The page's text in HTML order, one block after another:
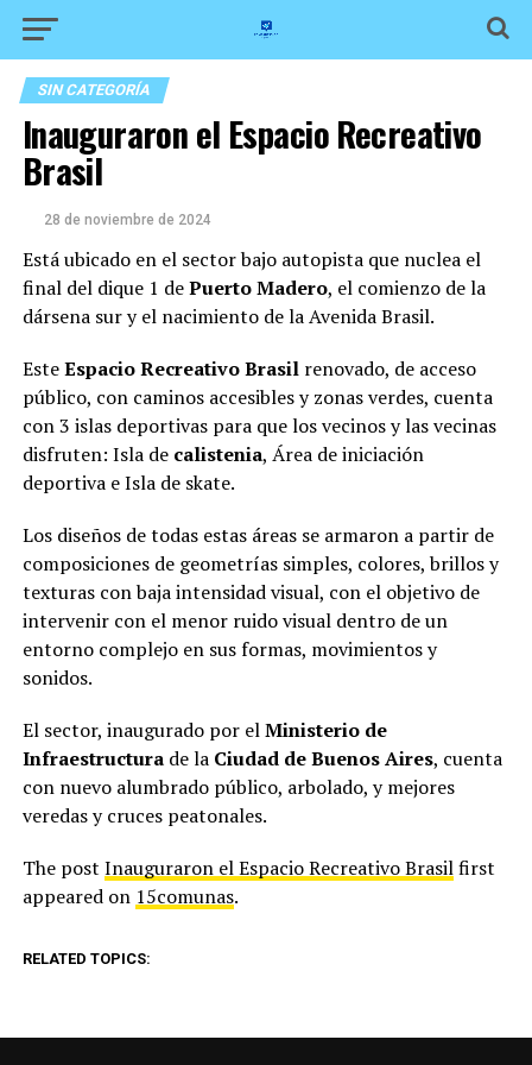
SIN CATEGORÍA
Inauguraron el Espacio Recreativo
Brasil
28 de noviembre de 2024
Está ubicado en el sector bajo autopista que nuclea el
final del dique 1 dePuerto Madero, el comienzo de la
dársena sur y el nacimiento de la Avenida Brasil.
EsteEspacio Recreativo Brasilrenovado, de acceso
público, con caminos accesibles y zonas verdes, cuenta
con 3 islas deportivas para que los vecinos y las vecinas
disfruten: Isla de calistenia, Área de iniciación
deportiva e Isla de skate.
Los diseños de todas estas áreas se armaron a partir de
composiciones de geometrías simples, colores, brillos y
texturas con baja intensidad visual, con el objetivo de
intervenir con el menor ruido visual dentro de un
entorno complejo en sus formas, movimientos y
sonidos.
El sector, inaugurado por elMinisterio de
Infraestructurade la Ciudad de Buenos Aires, cuenta
con nuevo alumbrado público, arbolado, y mejores
veredas y cruces peatonales.
The post Inauguraron el Espacio Recreativo Brasilfirst
appeared on 15comunas.
RELATED TOPICS: